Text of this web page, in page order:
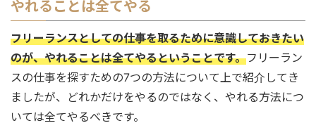
やれることは全てやる
フリーランスとしての仕事を取るために意識しておきたい
のが、やれることは全てやるということです。フリーラン
スの仕事を探すための7つの方法について上で紹介してき
ましたが、どれかだけをやるのではなく、やれる方法につ
いては全てやるべきです。